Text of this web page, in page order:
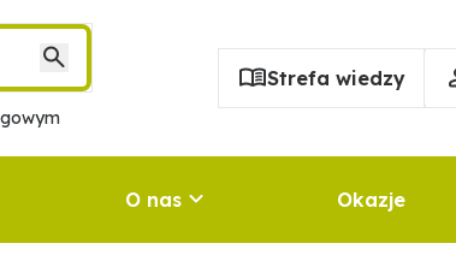
Strefa wiedzy
O nas Okazje